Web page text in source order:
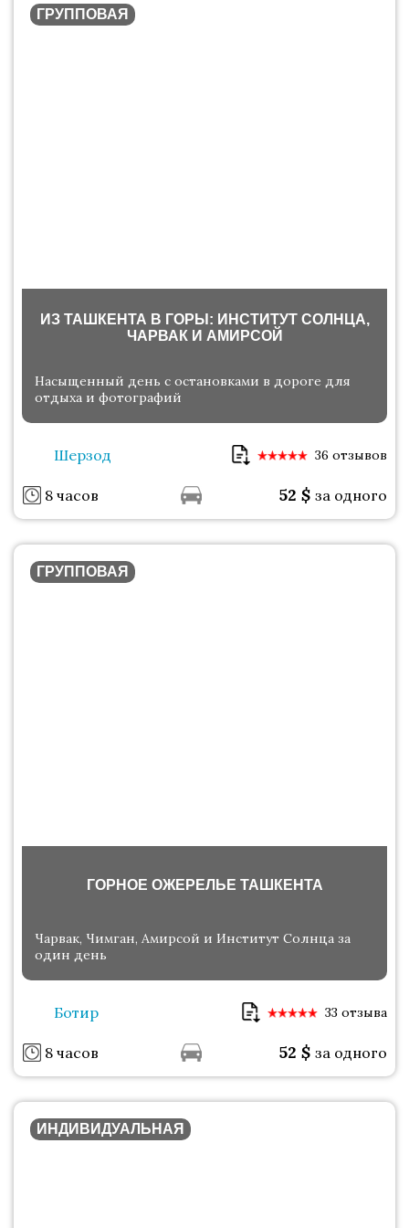
ГРУППОВАЯ
ИЗ ТАШКЕНТА В ГОРЫ: ИНСТИТУТ СОЛНЦА,
ЧАРВАК И АМИРСОЙ
Насыщенный день с остановками в дороге для
отдыха и фотографий
Шерзод 36 отзывов
8 часов 52 $ за одного
ГРУППОВАЯ
ГОРНОЕ ОЖЕРЕЛЬЕ ТАШКЕНТА
Чарвак, Чимган, Амирсой и Институт Солнца за
один день
Ботир 33 отзыва
8 часов 52 $ за одного
ИНДИВИДУАЛЬНАЯ